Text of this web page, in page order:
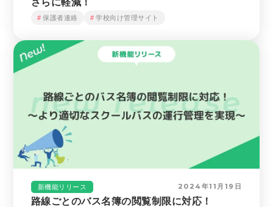
保護者連絡 学校向け管理サイト
新機能リリース 2024年11月19日
路線ごとのバス名簿の閲覧制限に対応！